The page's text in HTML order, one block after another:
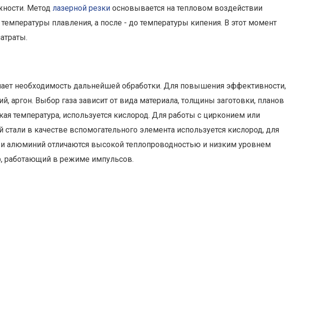
Метод лазерной резки основывается на тепловом воздействии
плавления, а после - до температуры кипения. В этот момент
необходимость дальнейшей обработки. Для повышения эффективности,
аргон. Выбор газа зависит от вида материала, толщины заготовки, планов
температура, используется кислород. Для работы с цирконием или
в качестве вспомогательного элемента используется кислород, для
отличаются высокой теплопроводностью и низким уровнем
работающий в режиме импульсов.